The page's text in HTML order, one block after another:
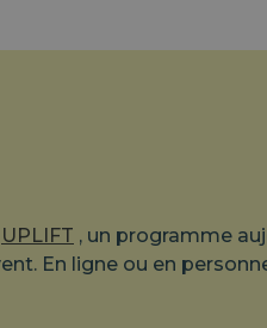
UPLIFT , un programme
En ligne ou en